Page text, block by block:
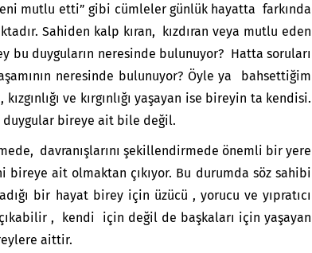
mutlu etti” gibi cümleler günlük hayatta farkında
Sahiden kalp kıran, kızdıran veya mutlu eden
bu duyguların neresinde bulunuyor? Hatta soruları
neresinde bulunuyor? Öyle ya bahsettiğim
ve kırgınlığı yaşayan ise bireyin ta kendisi.
duygular bireye ait bile değil.
davranışlarını şekillendirmede önemli bir yere
ait olmaktan çıkıyor. Bu durumda söz sahibi
bir hayat birey için üzücü , yorucu ve yıpratıcı
, kendi için değil de başkaları için yaşayan
aittir.